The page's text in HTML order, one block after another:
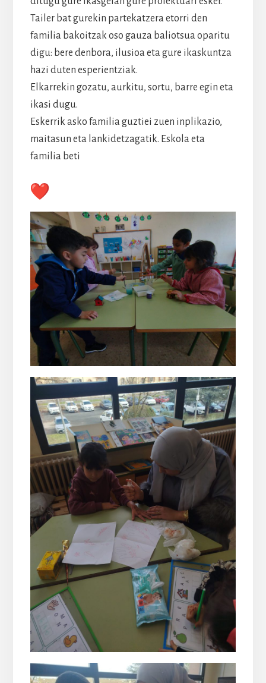
Tailer bat gurekin partekatzera etorri den
familia bakoitzak oso gauza baliotsua oparitu
digu: bere denbora, ilusioa eta gure ikaskuntza
hazi duten esperientziak.
Elkarrekin gozatu, aurkitu, sortu, barre egin eta
ikasi dugu.
Eskerrik asko familia guztiei zuen inplikazio,
maitasun eta lankidetzagatik. Eskola eta
familia beti